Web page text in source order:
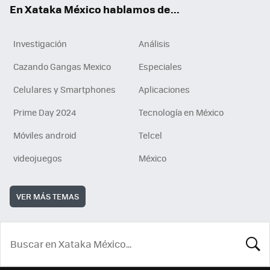
En Xataka México hablamos de...
Investigación
Análisis
Cazando Gangas Mexico
Especiales
Celulares y Smartphones
Aplicaciones
Prime Day 2024
Tecnología en México
Móviles android
Telcel
videojuegos
México
VER MÁS TEMAS